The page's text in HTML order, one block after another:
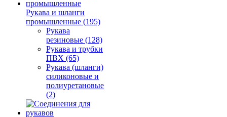
Рукава и шланги
промышленные (195)
Рукава
резиновые (128)
Рукава и трубки
ПВХ (65)
Рукава (шланги)
силиконовые и
полиуретановые
(2)